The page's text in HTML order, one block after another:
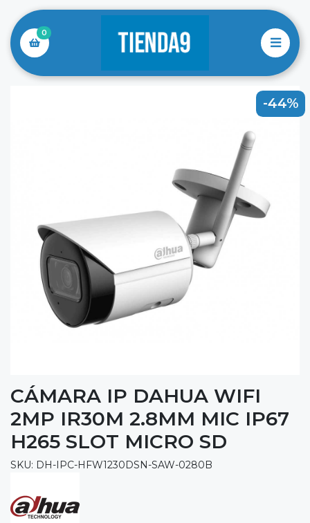
0
-44%
CÁMARA IP DAHUA WIFI
2MP IR30M 2.8MM MIC IP67
H265 SLOT MICRO SD
SKU: DH-IPC-HFW1230DSN-SAW-0280B